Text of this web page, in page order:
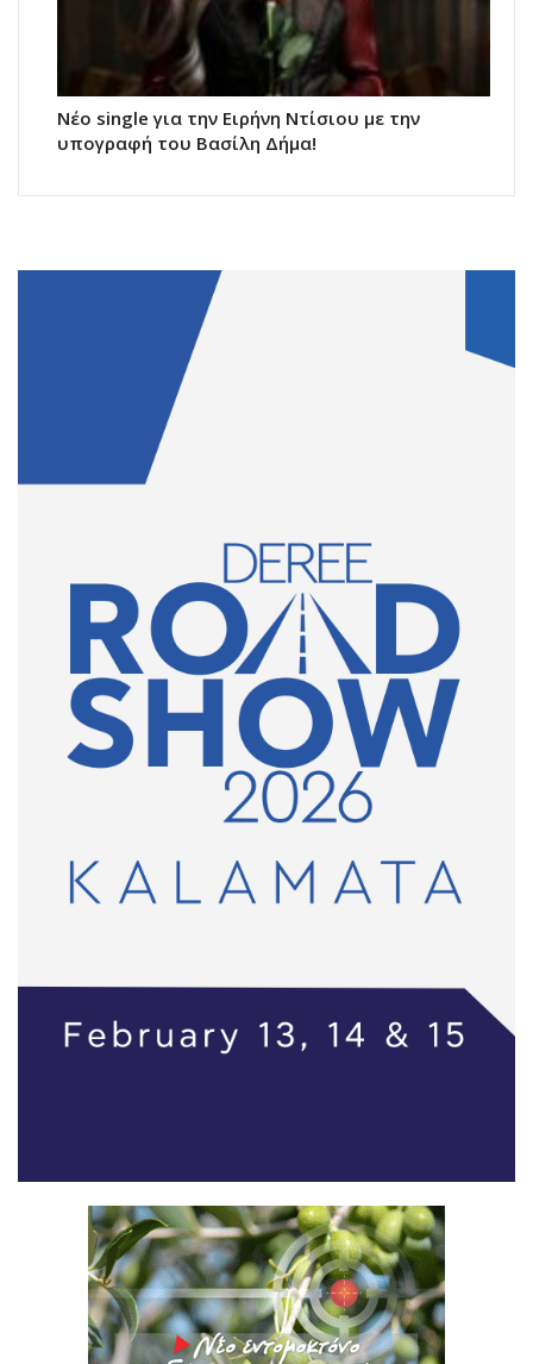
Νέο single για την Ειρήνη Ντίσιου με την
υπογραφή του Βασίλη Δήμα!